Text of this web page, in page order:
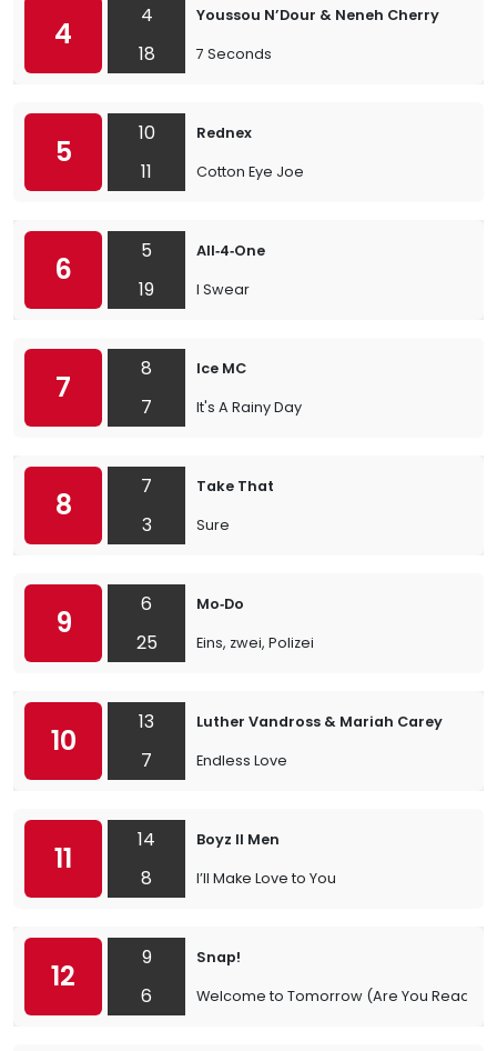
4
4
18
Youssou N’Dour & Neneh Cherry
7 Seconds
5
10
11
Rednex
Cotton Eye Joe
6
5
19
All‐4‐One
I Swear
7
8
7
Ice MC
It's A Rainy Day
8
7
3
Take That
Sure
9
6
25
Mo‐Do
Eins, zwei, Polizei
10
13
7
Luther Vandross & Mariah Carey
Endless Love
11
14
8
Boyz II Men
I’ll Make Love to You
12
9
6
Snap!
Welcome to Tomorrow (Are You Ready?)